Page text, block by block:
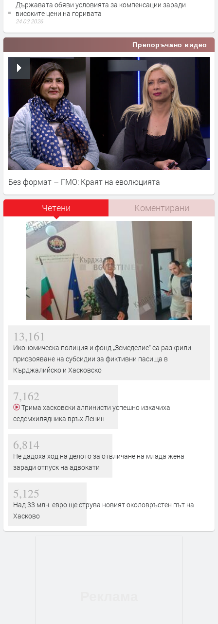
Държавата обяви условията за компенсации заради
високите цени на горивата
24.03.2026
Препоръчано видео
Без формат – ГМО: Краят на еволюцията
Четени Коментирани
13,161
Икономическа полиция и фонд „Земеделие“ са разкрили
присвояване на субсидии за фиктивни пасища в
Кърджалийско и Хасковско
7,162
седемхилядника връх Ленин
6,814
Не дадоха ход на делото за отвличане на млада жена
заради отпуск на адвокати
5,125
Над 33 млн. евро ще струва новият околовръстен път на
Хасково